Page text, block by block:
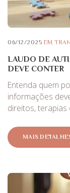
06/12/2025 EM
LAUDO DE
DEVE CONTER
Entenda quem
informações
direitos,
MAIS